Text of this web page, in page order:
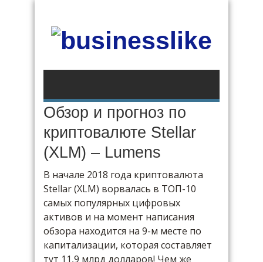
Обзор и прогноз по
криптовалюте Stellar
(XLM) – Lumens
В начале 2018 года криптовалюта
Stellar (XLM) ворвалась в ТОП-10
самых популярных цифровых
активов и на момент написания
обзора находится на 9-м месте по
капитализации, которая составляет
тут 11,9 млрд долларов! Чем же